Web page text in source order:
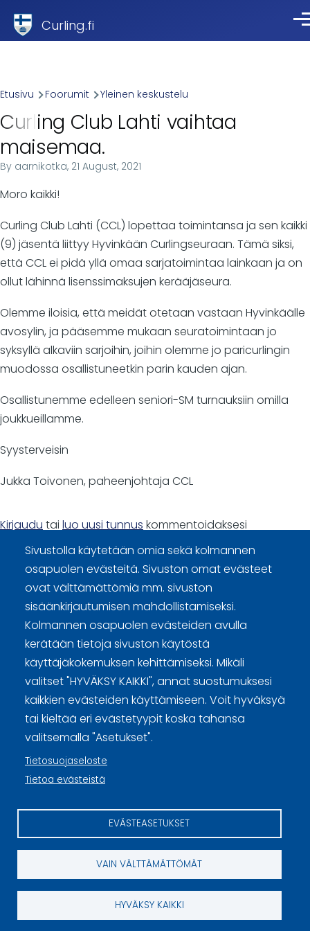
Curling.fi
Breadcrumb
Etusivu Foorumit Yleinen keskustelu
Curling Club Lahti vaihtaa
maisemaa.
By aarnikotka, 21 August, 2021
Moro kaikki!
Curling Club Lahti (CCL) lopettaa toimintansa ja sen kaikki
(9) jäsentä liittyy Hyvinkään Curlingseuraan. Tämä siksi,
että CCL ei pidä yllä omaa sarjatoimintaa lainkaan ja on
ollut lähinnä lisenssimaksujen kerääjäseura.
Olemme iloisia, että meidät otetaan vastaan Hyvinkäälle
avosylin, ja pääsemme mukaan seuratoimintaan jo
syksyllä alkaviin sarjoihin, joihin olemme jo paricurlingin
muodossa osallistuneetkin parin kauden ajan.
Osallistunemme edelleen seniori-SM turnauksiin omilla
joukkueillamme.
Syysterveisin
Jukka Toivonen, paheenjohtaja CCL
Kirjaudu tai luo uusi tunnus kommentoidaksesi
Sivustolla käytetään omia sekä kolmannen
osapuolen evästeitä. Sivuston omat evästeet
ovat välttämättömiä mm. sivuston
sisäänkirjautumisen mahdollistamiseksi.
Kolmannen osapuolen evästeiden avulla
kerätään tietoja sivuston käytöstä
käyttäjäkokemuksen kehittämiseksi. Mikäli
valitset "HYVÄKSY KAIKKI", annat suostumuksesi
kaikkien evästeiden käyttämiseen. Voit hyväksyä
tai kieltää eri evästetyypit koska tahansa
valitsemalla "Asetukset".
Tietosuojaseloste
Tietoa evästeistä
EVÄSTEASETUKSET
VAIN VÄLTTÄMÄTTÖMÄT
HYVÄKSY KAIKKI
Curling Finland
Curling.fi
Curling Finland
Sivuston käyttöehdot ja sisällön käyttöoikeudet
Tietosuojaselosteet
Tietoa evästeistä